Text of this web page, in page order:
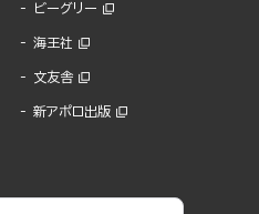
ビーグリー
海王社
文友舎
新アポロ出版